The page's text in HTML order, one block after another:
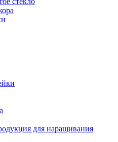
для наращивания